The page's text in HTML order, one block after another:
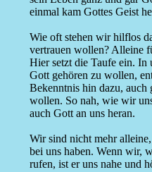
einmal kam Gottes Geist
Wie oft stehen wir hilflos
vertrauen wollen? Alleine
Hier setzt die Taufe ein. In
Gott gehören zu wollen,
Bekenntnis hin dazu, auch
wollen. So nah, wie wir
auch Gott an uns heran.
Wir sind nicht mehr
bei uns haben. Wenn wir,
rufen, ist er uns nahe und